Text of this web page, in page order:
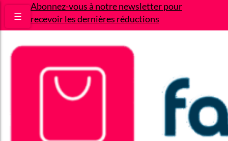
Abonnez-vous à notre newsletter pour
recevoir les dernières réductions
☰